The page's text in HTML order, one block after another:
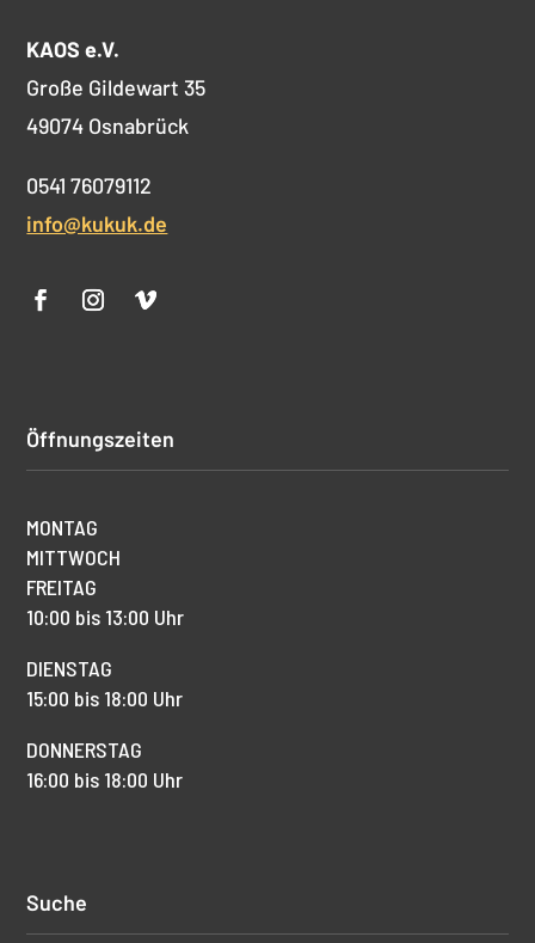
KAOS e.V.
Große Gildewart 35
49074 Osnabrück
0541 76079112
info@kukuk.de
Öffnungszeiten
MONTAG
MITTWOCH
FREITAG
10:00 bis 13:00 Uhr
DIENSTAG
15:00 bis 18:00 Uhr
DONNERSTAG
16:00 bis 18:00 Uhr
Suche